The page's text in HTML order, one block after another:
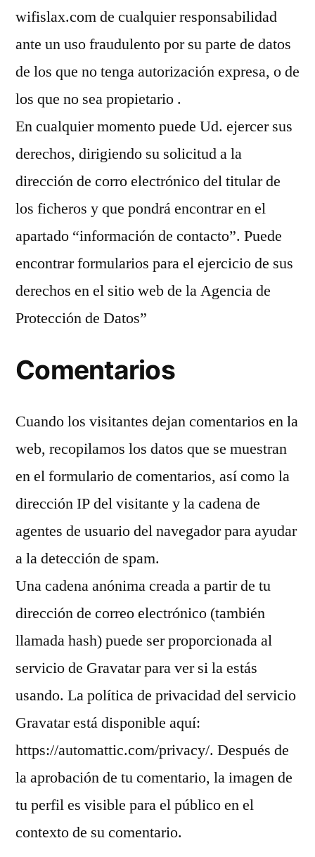
wifislax.com de cualquier responsabilidad
ante un uso fraudulento por su parte de datos
de los que no tenga autorización expresa, o de
los que no sea propietario .
En cualquier momento puede Ud. ejercer sus
derechos, dirigiendo su solicitud a la
dirección de corro electrónico del titular de
los ficheros y que pondrá encontrar en el
apartado “información de contacto”. Puede
encontrar formularios para el ejercicio de sus
derechos en el sitio web de la Agencia de
Protección de Datos”
Comentarios
Cuando los visitantes dejan comentarios en la
web, recopilamos los datos que se muestran
en el formulario de comentarios, así como la
dirección IP del visitante y la cadena de
agentes de usuario del navegador para ayudar
a la detección de spam.
Una cadena anónima creada a partir de tu
dirección de correo electrónico (también
llamada hash) puede ser proporcionada al
servicio de Gravatar para ver si la estás
usando. La política de privacidad del servicio
Gravatar está disponible aquí:
https://automattic.com/privacy/. Después de
la aprobación de tu comentario, la imagen de
tu perfil es visible para el público en el
contexto de su comentario.